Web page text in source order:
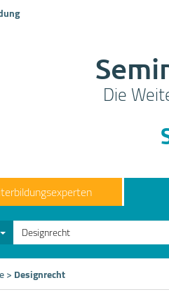
Die
>Designrecht